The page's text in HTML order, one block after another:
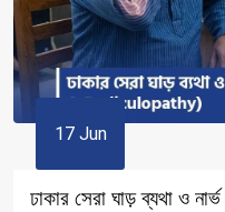
17 Jun
ঢাকার সেরা ঘাড় ব্যথা ও